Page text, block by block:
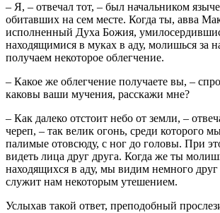
– Я, – отвечал тот, – был начальником
обитавших на сем месте. Когда ты, авва
исполненный Духа Божия,
находящимися в муках в аду, молишься за
получаем некоторое облегчение.
– Какое же облегчение получаете вы, –
каковы ваши мучения, расскажи мне?
– Как далеко отстоит небо от земли, –
череп, – так велик огонь, среди которого
палимые отовсюду, с ног до головы. При
видеть лица друг друга. Когда же ты
находящихся в аду, мы видим немного друг
служит нам некоторым утешением.
Услыхав такой ответ, преподобный